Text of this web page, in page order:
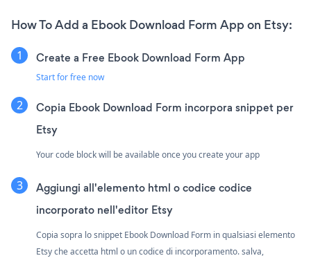
How To Add a Ebook Download Form App on Etsy:
Create a Free Ebook Download Form App
Start for free now
Copia Ebook Download Form incorpora snippet per
Etsy
Your code block will be available once you create your app
Aggiungi all'elemento html o codice codice
incorporato nell'editor Etsy
Copia sopra lo snippet Ebook Download Form in qualsiasi elemento
Etsy che accetta html o un codice di incorporamento. salva,